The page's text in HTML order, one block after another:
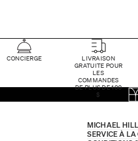
CONCIERGE
LIVRAISON
GRATUITE POUR
LES
COMMANDES
DE PLUS DE 100
$
MICHAEL HILL
SERVICE À